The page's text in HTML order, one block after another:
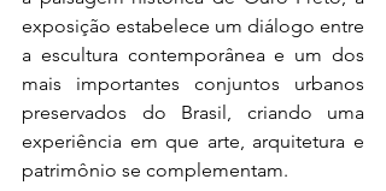
exposição estabelece um diálogo entre
a escultura contemporânea e um dos
mais importantes conjuntos urbanos
preservados do Brasil, criando uma
experiência em que arte, arquitetura e
patrimônio se complementam.